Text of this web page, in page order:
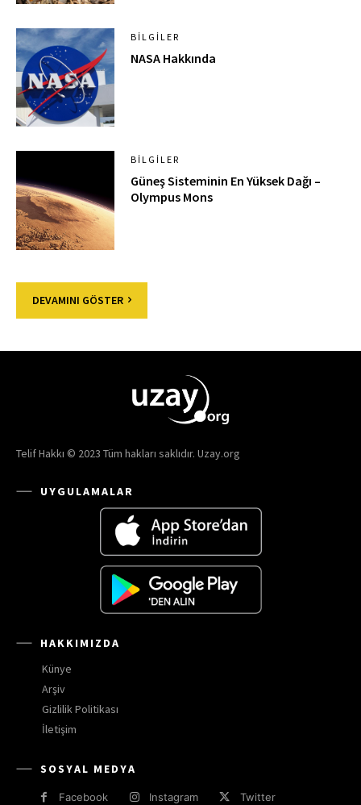
BILGILER
NASA Hakkında
BILGILER
Güneş Sisteminin En Yüksek Dağı –
Olympus Mons
DEVAMINI GÖSTER
Telif Hakkı © 2023 Tüm hakları saklıdır. Uzay.org
UYGULAMALAR
HAKKIMIZDA
Künye
Arşiv
Gizlilik Politikası
İletişim
SOSYAL MEDYA
Facebook Instagram Twitter